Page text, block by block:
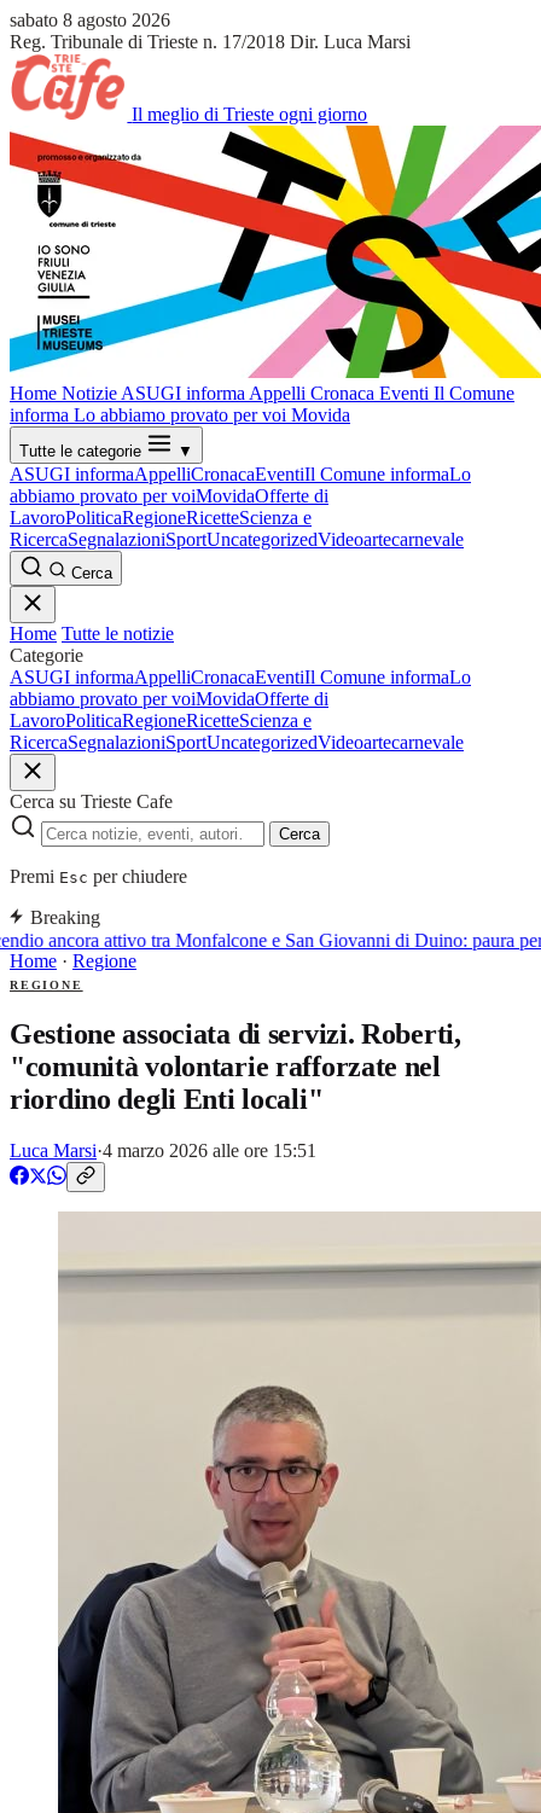
sabato 8 agosto 2026
Reg. Tribunale di Trieste n. 17/2018 Dir. Luca Marsi
Il meglio di Trieste ogni giorno
Home Notizie ASUGI informa Appelli Cronaca Eventi Il Comune
informa Lo abbiamo provato per voi Movida
Tutte le categorie ▼
ASUGI informaAppelliCronacaEventiIl Comune informaLo
abbiamo provato per voiMovidaOfferte di
LavoroPoliticaRegioneRicetteScienza e
RicercaSegnalazioniSportUncategorizedVideoartecarnevale
Cerca
Home Tutte le notizie
Categorie
ASUGI informaAppelliCronacaEventiIl Comune informaLo
abbiamo provato per voiMovidaOfferte di
LavoroPoliticaRegioneRicetteScienza e
RicercaSegnalazioniSportUncategorizedVideoartecarnevale
Cerca su Trieste Cafe
Cerca
Premi Esc per chiudere
Breaking
ancora attivo tra Monfalcone e San Giovanni di Duino: paura
Home · Regione
REGIONE
Gestione associata di servizi. Roberti,
"comunità volontarie rafforzate nel
riordino degli Enti locali"
Luca Marsi·4 marzo 2026 alle ore 15:51